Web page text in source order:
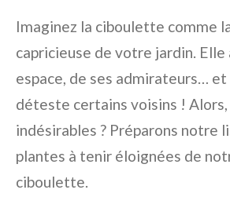
Imaginez la ciboulette comme
capricieuse de votre jardin. Elle
espace, de ses admirateurs…
déteste certains voisins ! Alors,
indésirables ? Préparons notre
plantes à tenir éloignées de
ciboulette.